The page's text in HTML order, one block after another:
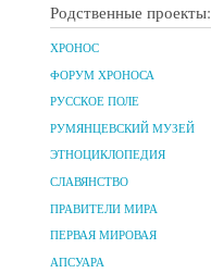
Родственные проекты:
ХРОНОС
ФОРУМ ХРОНОСА
РУССКОЕ ПОЛЕ
РУМЯНЦЕВСКИЙ МУЗЕЙ
ЭТНОЦИКЛОПЕДИЯ
СЛАВЯНСТВО
ПРАВИТЕЛИ МИРА
ПЕРВАЯ МИРОВАЯ
АПСУАРА